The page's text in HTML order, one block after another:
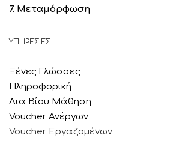
7. Μεταμόρφωση
ΥΠΗΡΕΣΙΕΣ
Ξένες Γλώσσες
Πληροφορική
Δια Βίου Μάθηση
Voucher Ανέργων
Voucher Εργαζομένων